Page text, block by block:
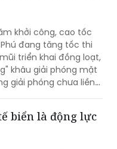
khởi công, cao tốc
đang tăng tốc thi
triển khai đồng loạt,
khâu giải phóng mặt
giải phóng chưa liền
biển là động lực